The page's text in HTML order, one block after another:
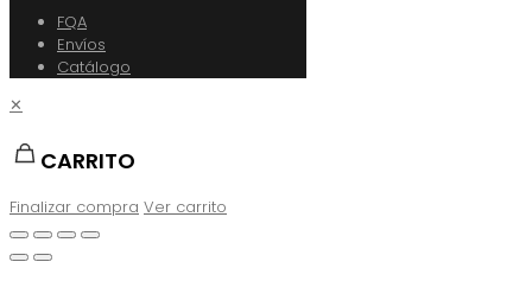
FQA
Envíos
Catálogo
✕
CARRITO
Finalizar compra Ver carrito